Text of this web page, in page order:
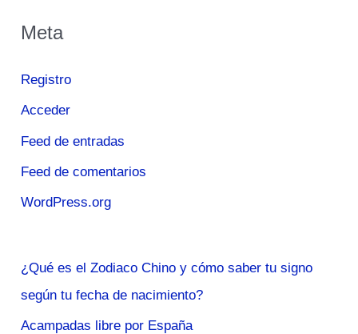
Meta
Registro
Acceder
Feed de entradas
Feed de comentarios
WordPress.org
¿Qué es el Zodiaco Chino y cómo saber tu signo
según tu fecha de nacimiento?
Acampadas libre por España